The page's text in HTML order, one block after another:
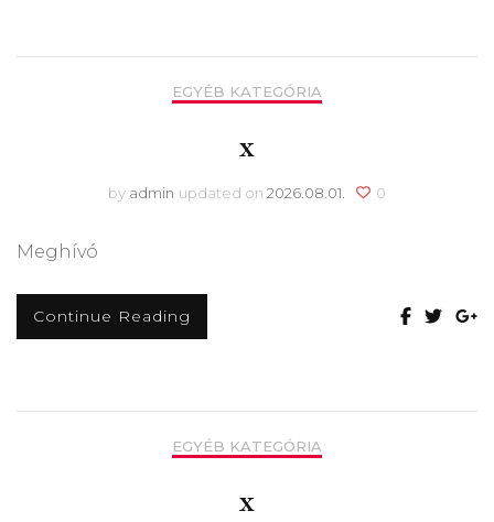
EGYÉB KATEGÓRIA
x
by admin updated on 2026.08.01. 0
Meghívó
Continue Reading
EGYÉB KATEGÓRIA
x